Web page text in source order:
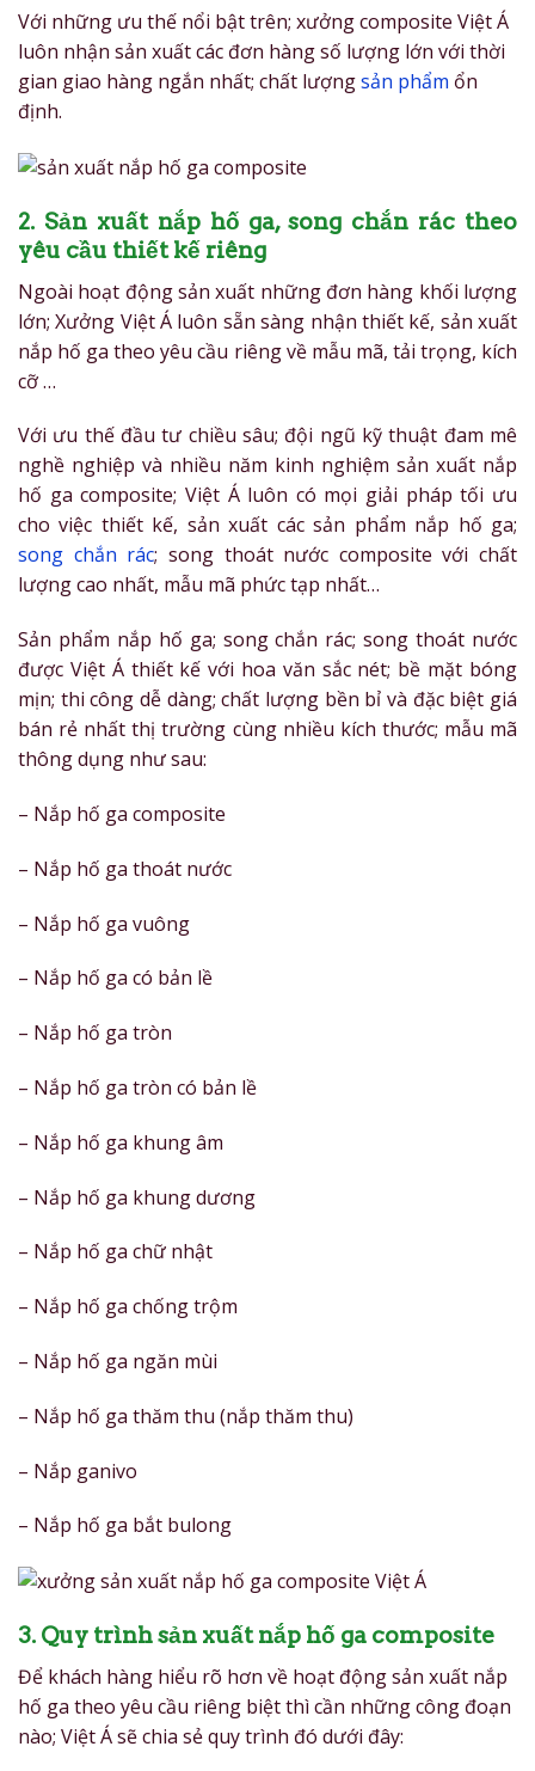
Với những ưu thế nổi bật trên; xưởng composite Việt Á
luôn nhận sản xuất các đơn hàng số lượng lớn với thời
gian giao hàng ngắn nhất; chất lượngsản phẩm ổn
định.
2. Sản xuất nắp hố ga, song chắn rác theo
yêu cầu thiết kế riêng
Ngoài hoạt động sản xuất những đơn hàng khối lượng
lớn; Xưởng Việt Á luôn sẵn sàng nhận thiết kế, sản xuất
nắp hố ga theo yêu cầu riêng về mẫu mã, tải trọng, kích
cỡ …
Với ưu thế đầu tư chiều sâu; đội ngũ kỹ thuật đam mê
nghề nghiệp và nhiều năm kinh nghiệm sản xuất nắp
hố ga composite; Việt Á luôn có mọi giải pháp tối ưu
cho việc thiết kế, sản xuất các sản phẩm nắp hố ga;
song chắn rác; song thoát nước composite với chất
lượng cao nhất, mẫu mã phức tạp nhất…
Sản phẩm nắp hố ga; song chắn rác; song thoát nước
được Việt Á thiết kế với hoa văn sắc nét; bề mặt bóng
mịn; thi công dễ dàng; chất lượng bền bỉ và đặc biệt giá
bán rẻ nhất thị trường cùng nhiều kích thước; mẫu mã
thông dụng như sau:
– Nắp hố ga composite
– Nắp hố ga thoát nước
– Nắp hố ga vuông
– Nắp hố ga có bản lề
– Nắp hố ga tròn
– Nắp hố ga tròn có bản lề
– Nắp hố ga khung âm
– Nắp hố ga khung dương
– Nắp hố ga chữ nhật
– Nắp hố ga chống trộm
– Nắp hố ga ngăn mùi
– Nắp hố ga thăm thu (nắp thăm thu)
– Nắp ganivo
– Nắp hố ga bắt bulong
3. Quy trình sản xuất nắp hố ga composite
Để khách hàng hiểu rõ hơn về hoạt động sản xuất nắp
hố ga theo yêu cầu riêng biệt thì cần những công đoạn
nào; Việt Á sẽ chia sẻ quy trình đó dưới đây: